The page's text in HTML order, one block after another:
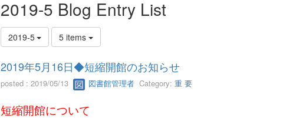
2019-5 Blog Entry List
2019-5 5 items
2019年5月16日◆短縮開館のお知らせ
posted : 2019/05/13 図書館管理者Category: 重 要
短縮開館について